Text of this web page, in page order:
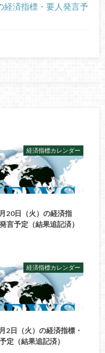
経済指標・要人発言予
経済指標カレンダー
20日（火）の経済指
言予定（結果追記済）
経済指標カレンダー
2日（火）の経済指標・
定（結果追記済）